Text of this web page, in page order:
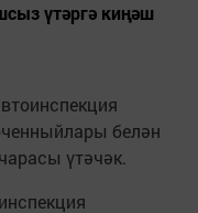
үтәргә киңәш
белән
үтәчәк.